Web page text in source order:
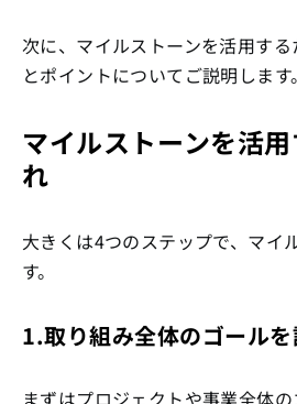
次に、マイルストーンを活用す
とポイントについてご説明します。
マイルストーンを活
れ
大きくは4つのステップで、マイ
す。
1.取り組み全体のゴールを
まずはプロジェクトや事業全体